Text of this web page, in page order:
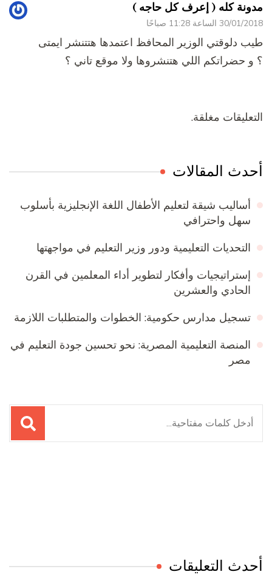
كله ( إعرف كل حاجه )
2018 الساعة 11:28 صباحًا
دلوقتي الوزير المحافظ اعتمدها هتتنشر ايمتى
و حضراتكم اللي هتنشروها ولا موقع تاني ؟
مغلقة.
المقالات
أساليب شيقة لتعليم الأطفال اللغة الإنجليزية بأسلوب
سهل واحترافي
التحديات التعليمية ودور وزير التعليم في مواجهتها
إستراتيجيات وأفكار لتطوير أداء المعلمين في القرن
الحادي والعشرين
تسجيل مدارس حكومية: الخطوات والمتطلبات اللازمة
المنصة التعليمية المصرية: نحو تحسين جودة التعليم في
مصر
التعليقات